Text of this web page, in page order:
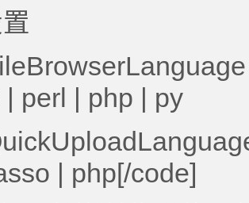
| perl | php | py
| php[/code]